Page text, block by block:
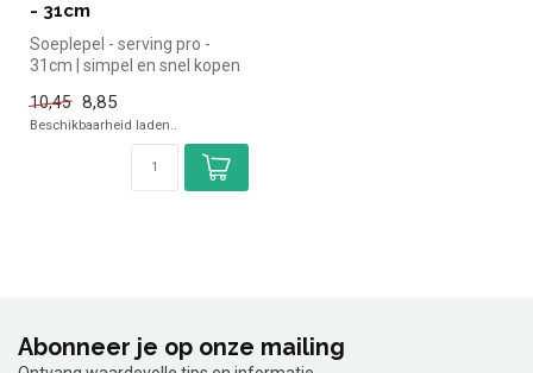
- 31cm
Soeplepel - serving pro -
31cm | simpel en snel kopen
10,45 8,85
Beschikbaarheid laden..
Abonneer je op onze mailing